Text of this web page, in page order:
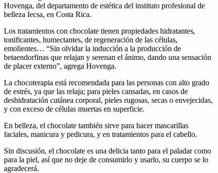
Hovenga, del departamento de estética del instituto profesional de
belleza Iecsa, en Costa Rica.
Los tratamientos con chocolate tienen propiedades hidratantes,
tonificantes, humectantes, de regeneración de las células,
emolientes… “Sin olvidar la inducción a la producción de
betaendorfinas que relajan y serenan el ánimo, dando una sensación
de placer externo”, agrega Hovenga.
La chocoterapia está recomendada para las personas con alto grado
de estrés, ya que las relaja; para pieles cansadas, en casos de
deshidratación cutánea corporal, pieles rugosas, secas o envejecidas,
y con exceso de células muertas en superficie.
En belleza, el chocolate también sirve para hacer mascarillas
faciales, manicura y pedicura, y en tratamientos para el cabello.
Sin discusión, el chocolate es una delicia tanto para el paladar como
para la piel, así que no deje de consumirlo y usarlo, su cuerpo se lo
agradecerá.